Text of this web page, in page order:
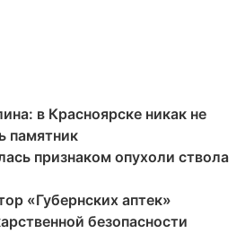
в Красноярске никак не
памятник
признаком опухоли ствола
«Губернских аптек»
безопасности